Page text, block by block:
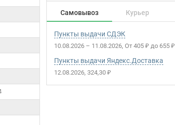
Самовывоз Курьер
Пункты выдачи СДЭК
10.08.2026 – 11.08.2026 От 405₽ до 655₽
Пункты выдачи Яндекс.Доставка
12.08.2026 324,30₽